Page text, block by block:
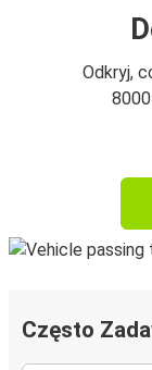
Odkryj,
Często